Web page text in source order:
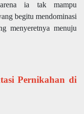
ia tak mampu
begitu mendominasi
menyeretnya menuju
Pernikahan di